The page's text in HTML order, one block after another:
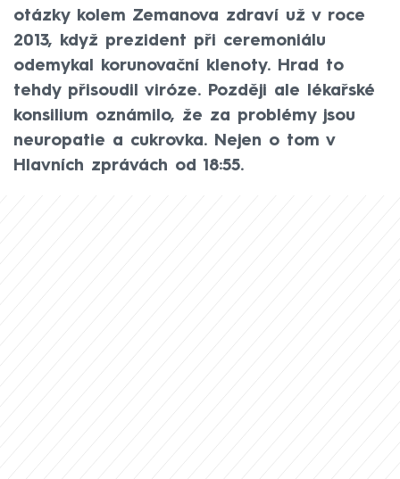
otázky kolem Zemanova zdraví už v roce
2013, když prezident při ceremoniálu
odemykal korunovační klenoty. Hrad to
tehdy přisoudil viróze. Později ale lékařské
konsilium oznámilo, že za problémy jsou
neuropatie a cukrovka. Nejen o tom v
Hlavních zprávách od 18:55.